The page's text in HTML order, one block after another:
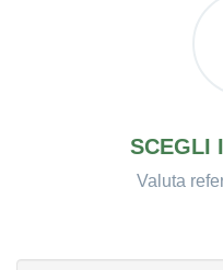
SCEGLI
Valuta